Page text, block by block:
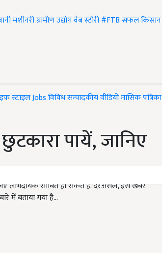
मशीनरीग्रामीण उद्योगवेब स्टोरी#FTBसफल किसान
स्टाइलJobsविविधसम्पादकीयवीडियोमासिक पत्रिका
पायें, जानिए
लाभदायक साबित हो सकते हैं. दरअसल, इस खबर
बताया गया है...